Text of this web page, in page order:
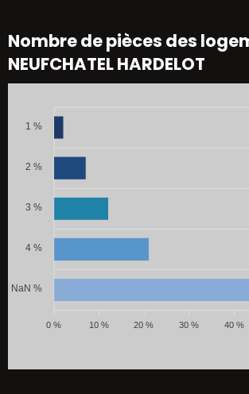
Nombre de pièces des
NEUFCHATEL HARDELOT
1 %
2 %
3 %
4 %
NaN %
40 %
30 %
20 %
10 %
0 %